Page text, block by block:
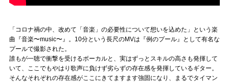
「コロナ禍の中、改めて「音楽」の必要性について想いを込めた」という楽
曲『音楽〜music〜』。10分という長尺のMVは『例のプール』として有名な
プールで撮影された。
誰もが一聴で衝撃を受けるボーカルと、実はずっとスキルの高さも発揮して
いて、ここでもやはり歌声に負けず劣らずの存在感を発揮しているギター。
そんなそれぞれの存在感がここにきてますます強固になり、まるでタイマン